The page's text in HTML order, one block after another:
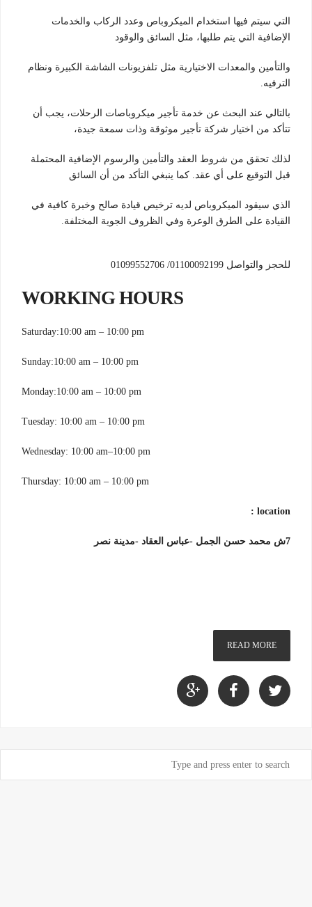
التي سيتم فيها استخدام الميكروباص وعدد الركاب والخدمات
الإضافية التي يتم طلبها، مثل السائق والوقود
والتأمين والمعدات الاختيارية مثل تلفزيونات الشاشة الكبيرة ونظام
الترفيه.
بالتالي عند البحث عن خدمة تأجير ميكروباصات الرحلات، يجب أن
تتأكد من اختيار شركة تأجير موثوقة وذات سمعة جيدة،
لذلك تحقق من شروط العقد والتأمين والرسوم الإضافية المحتملة
قبل التوقيع على أي عقد. كما ينبغي التأكد من أن السائق
الذي سيقود الميكروباص لديه ترخيص قيادة صالح وخبرة كافية في
القيادة على الطرق الوعرة وفي الظروف الجوية المختلفة.
للحجز والتواصل 01100092199/ 01099552706
WORKING HOURS
Saturday:10:00 am – 10:00 pm
Sunday:10:00 am – 10:00 pm
Monday:10:00 am – 10:00 pm
Tuesday: 10:00 am – 10:00 pm
Wednesday: 10:00 am–10:00 pm
Thursday: 10:00 am – 10:00 pm
location :
7ش محمد حسن الجمل -عباس العقاد -مدينة نصر
READ MORE